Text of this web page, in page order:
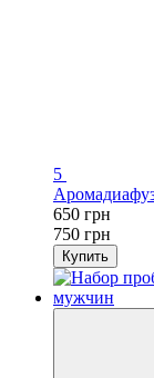
5
650 грн
750 грн
Купить